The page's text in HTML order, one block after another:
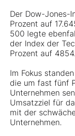
Der Dow-Jones-
Prozent auf
500 legte
der Index der
Prozent auf 4854.
Im Fokus
die um fast fünf
Unternehmen
Umsatzziel für
mit der
Unternehmen.